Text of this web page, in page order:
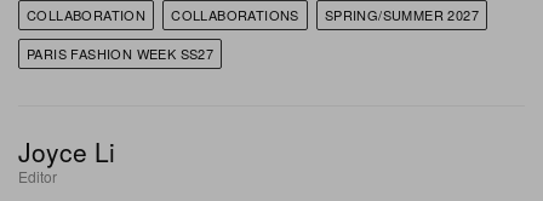
현장 쇼케이스는 인터넷 인플루언서 Clavicular의 강한 논
란을 예고하는 등장으로 막을 올리며, 쇼 전체를 관통할 도
어패럴 파트너십 공식 공개로 자연스럽게 접속됐는데, 이
COLLABORATION
COLLABORATIONS
SPRING/SUMMER 2027
PARIS FASHION WEEK SS27
Joyce Li
Editor